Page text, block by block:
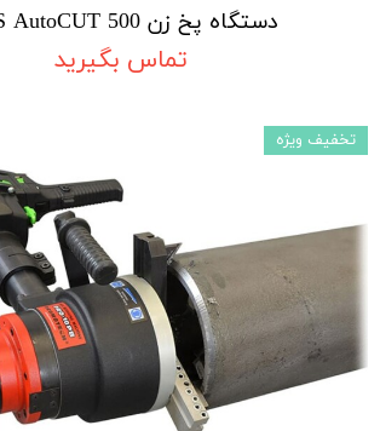
دستگاه پخ زن BDS AutoCUT 500
تماس بگیرید
تخفیف ویژه